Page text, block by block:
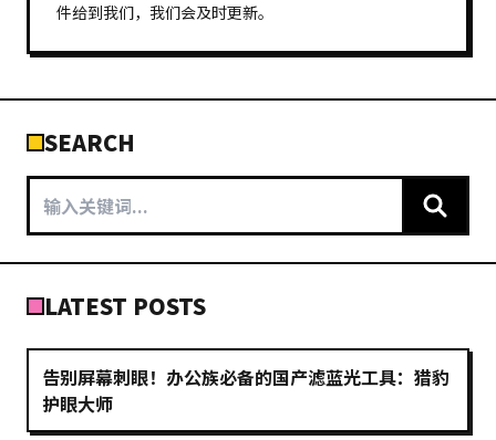
件给到我们，我们会及时更新。
SEARCH
LATEST POSTS
告别屏幕刺眼！办公族必备的国产滤蓝光工具：猎豹
护眼大师